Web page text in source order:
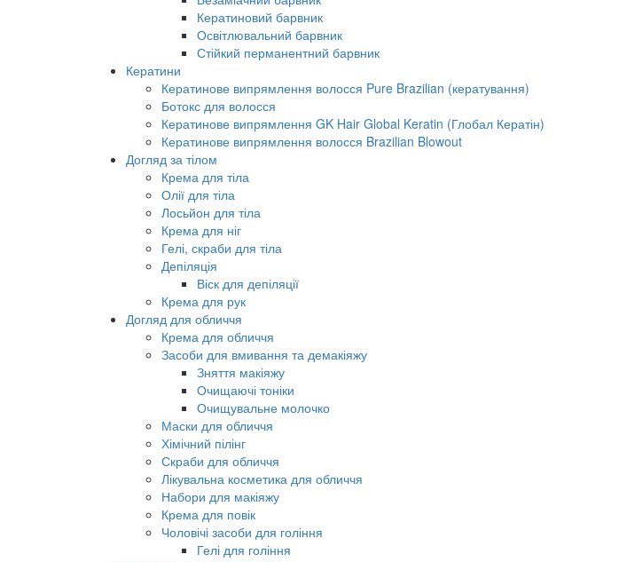
Кератиновий барвник
Освітлювальний барвник
Стійкий перманентний барвник
Кератини
Кератинове випрямлення волосся Pure Brazilian (кератування)
Ботокс для волосся
Кератинове випрямлення GK Hair Global Keratin (Глобал Кератін)
Кератинове випрямлення волосся Brazilian Blowout
Догляд за тілом
Крема для тіла
Олії для тіла
Лосьйон для тіла
Крема для ніг
Гелі, скраби для тіла
Депіляція
Віск для депіляції
Крема для рук
Догляд для обличчя
Крема для обличчя
Засоби для вмивання та демакіяжу
Зняття макіяжу
Очищаючі тоніки
Очищувальне молочко
Маски для обличчя
Хімічний пілінг
Скраби для обличчя
Лікувальна косметика для обличчя
Набори для макіяжу
Крема для повік
Чоловічі засоби для гоління
Гелі для гоління